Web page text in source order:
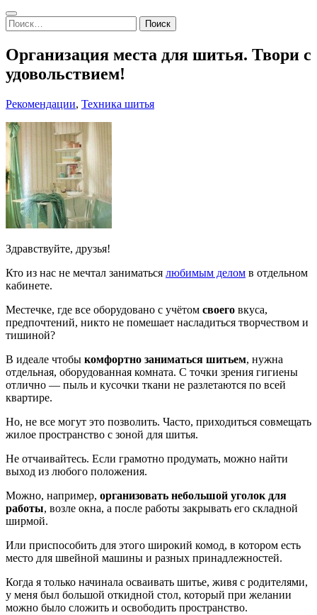
Search
Найти:
Организация места для шитья. Твори с
удовольствием!
Рекомендации, Техника шитья
Здравствуйте, друзья!
Кто из нас не мечтал заниматься любимым делом в отдельном
кабинете.
Местечке, где все оборудовано с учётом своего вкуса,
предпочтений, никто не помешает насладиться творчеством и
тишиной?
В идеале чтобы комфортно заниматься шитьем, нужна
отдельная, оборудованная комната. С точки зрения гигиены
отлично — пыль и кусочки ткани не разлетаются по всей
квартире.
Но, не все могут это позволить. Часто, приходиться совмещать
жилое пространство с зоной для шитья.
Не отчаивайтесь. Если грамотно продумать, можно найти
выход из любого положения.
Можно, например, организовать небольшой уголок для
работы, возле окна, а после работы закрывать его складной
ширмой.
Или приспособить для этого широкий комод, в котором есть
место для швейной машины и разных принадлежностей.
Когда я только начинала осваивать шитье, живя с родителями,
у меня был большой откидной стол, который при желании
можно было сложить и освободить пространство.